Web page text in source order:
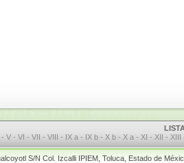
-V-VI-VII-VIII- IX a - IX b - X b - X a - XI- XII- XIII
S/N Col. Izcalli IPIEM, Toluca, Estado de